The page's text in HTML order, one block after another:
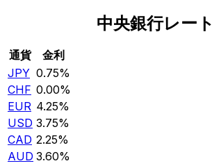
中央銀行レート
通貨
金利
JPY 0.75%
CHF 0.00%
EUR 4.25%
USD 3.75%
CAD 2.25%
AUD 3.60%